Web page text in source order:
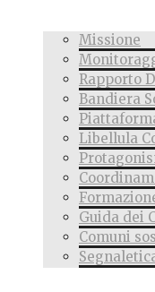
Missione
Rapporto
Bandiera
Libellula
Guida dei
Comuni